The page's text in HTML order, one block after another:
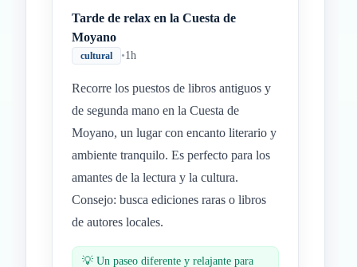
Tarde de relax en la Cuesta de
Moyano
cultural •1h
Recorre los puestos de libros antiguos y
de segunda mano en la Cuesta de
Moyano, un lugar con encanto literario y
ambiente tranquilo. Es perfecto para los
amantes de la lectura y la cultura.
Consejo: busca ediciones raras o libros
de autores locales.
💡 Un paseo diferente y relajante para